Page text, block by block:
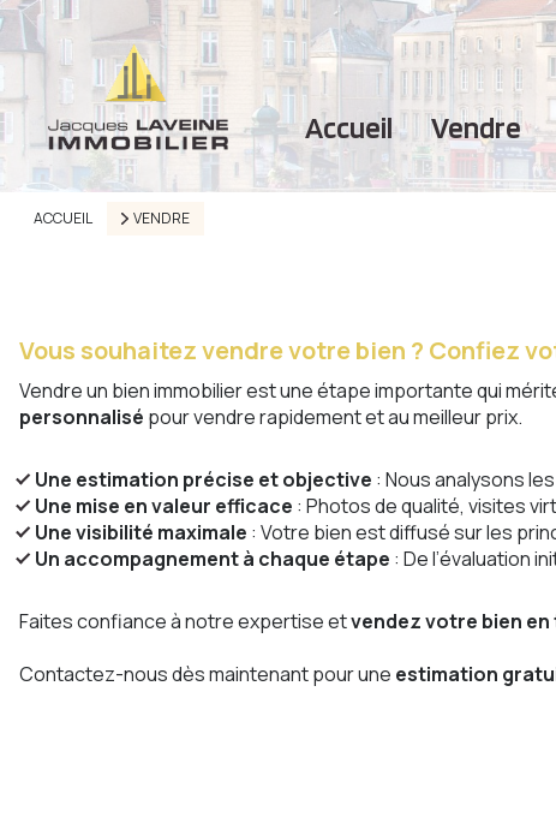
accueil vendre
ACCUEIL VENDRE
Vous souhaitez vendre votre bien ? Confiez
Vendre un bien immobilier est une étape importante qui
personnalisé pour vendre rapidement et au meilleur prix.
Une estimation précise et objective : Nous analysons
Une mise en valeur efficace : Photos de qualité, visites
Une visibilité maximale : Votre bien est diffusé sur les
Un accompagnement à chaque étape : De l’évaluation
Faites confiance à notre expertise etvendez votre bien
Contactez-nous dès maintenant pour une estimation